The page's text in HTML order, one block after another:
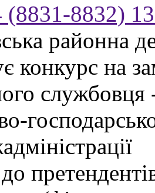
8832)
районна
конкурс на
службовця -